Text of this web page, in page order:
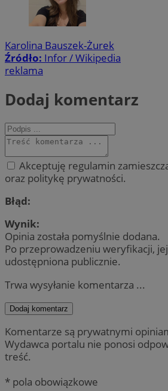
Karolina Bauszek-Żurek
Źródło: Infor / Wikipedia
reklama
Dodaj komentarz
Akceptuję regulamin
oraz politykę prywatności.
Błąd:
Wynik:
Opinia została pomyślnie dodana.
Po przeprowadzeniu weryfikacji,
udostępniona publicznie.
Trwa wysyłanie komentarza ...
Dodaj komentarz
Komentarze są prywatnymi
Wydawca portalu nie ponosi
treść.
* pola obowiązkowe